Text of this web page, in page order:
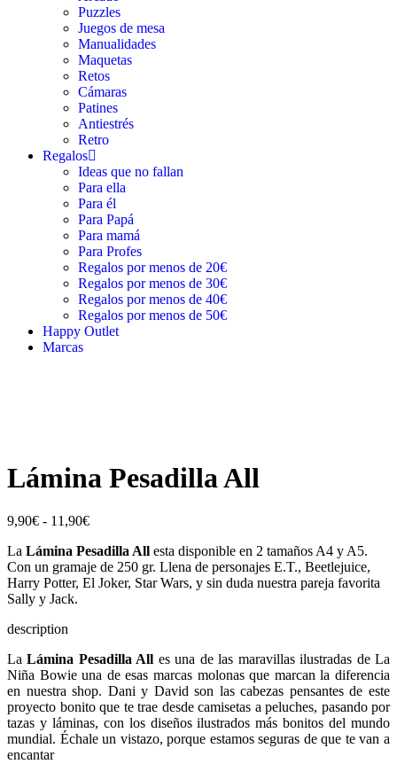
Puzzles
Juegos de mesa
Manualidades
Maquetas
Retos
Cámaras
Patines
Antiestrés
Retro
Regalos
Ideas que no fallan
Para ella
Para él
Para Papá
Para mamá
Para Profes
Regalos por menos de 20€
Regalos por menos de 30€
Regalos por menos de 40€
Regalos por menos de 50€
Happy Outlet
Marcas
Lámina Pesadilla All
9,90€ - 11,90€
La Lámina Pesadilla All esta disponible en 2 tamaños A4 y A5.
Con un gramaje de 250 gr. Llena de personajes E.T., Beetlejuice,
Harry Potter, El Joker, Star Wars, y sin duda nuestra pareja favorita
Sally y Jack.
description
LaLámina Pesadilla All es una de las maravillas ilustradas de La
Niña Bowie una de esas marcas molonas que marcan la diferencia
en nuestra shop. Dani y David son las cabezas pensantes de este
proyecto bonito que te trae desde camisetas a peluches, pasando por
tazas y láminas, con los diseños ilustrados más bonitos del mundo
mundial. Échale un vistazo, porque estamos seguras de que te van a
encantar